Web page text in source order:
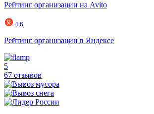
Рейтинг организации на Avito
4,6
Рейтинг организации в Яндексе
5
67 отзывов